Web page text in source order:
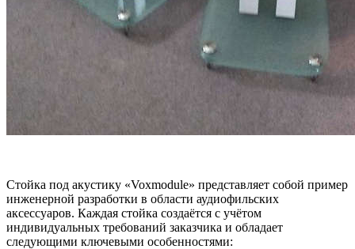
Стойка под акустику «Voxmodule» представляет собой пример
инженерной разработки в области аудиофильских
аксессуаров. Каждая стойка создаётся с учётом
индивидуальных требований заказчика и обладает
следующими ключевыми особенностями: